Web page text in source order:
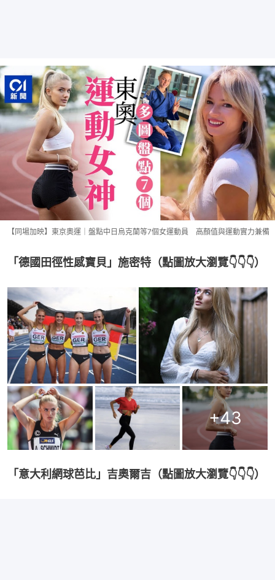
【同場加映】東京奧運｜盤點中日烏克蘭等7個女運動員 高顏值與運動實力兼備
「德國田徑性感寶貝」施密特（點圖放大瀏覽👇👇👇）
+43
「意大利網球芭比」吉奧爾吉（點圖放大瀏覽👇👇👇）